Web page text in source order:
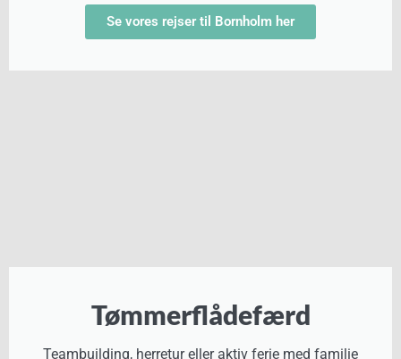
Se vores rejser til Bornholm her
Tømmerflådefærd
Teambuilding, herretur eller aktiv ferie med familie